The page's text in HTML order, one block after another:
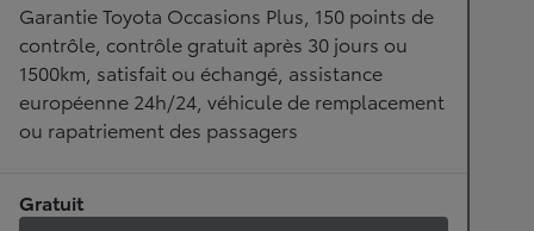
Garantie Toyota Occasions Plus, 150 points de
contrôle, contrôle gratuit après 30 jours ou
1500km, satisfait ou échangé, assistance
européenne 24h/24, véhicule de remplacement
ou rapatriement des passagers
Gratuit